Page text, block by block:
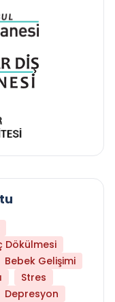
Dökülmesi
Bebek Gelişimi
Stres
Depresyon